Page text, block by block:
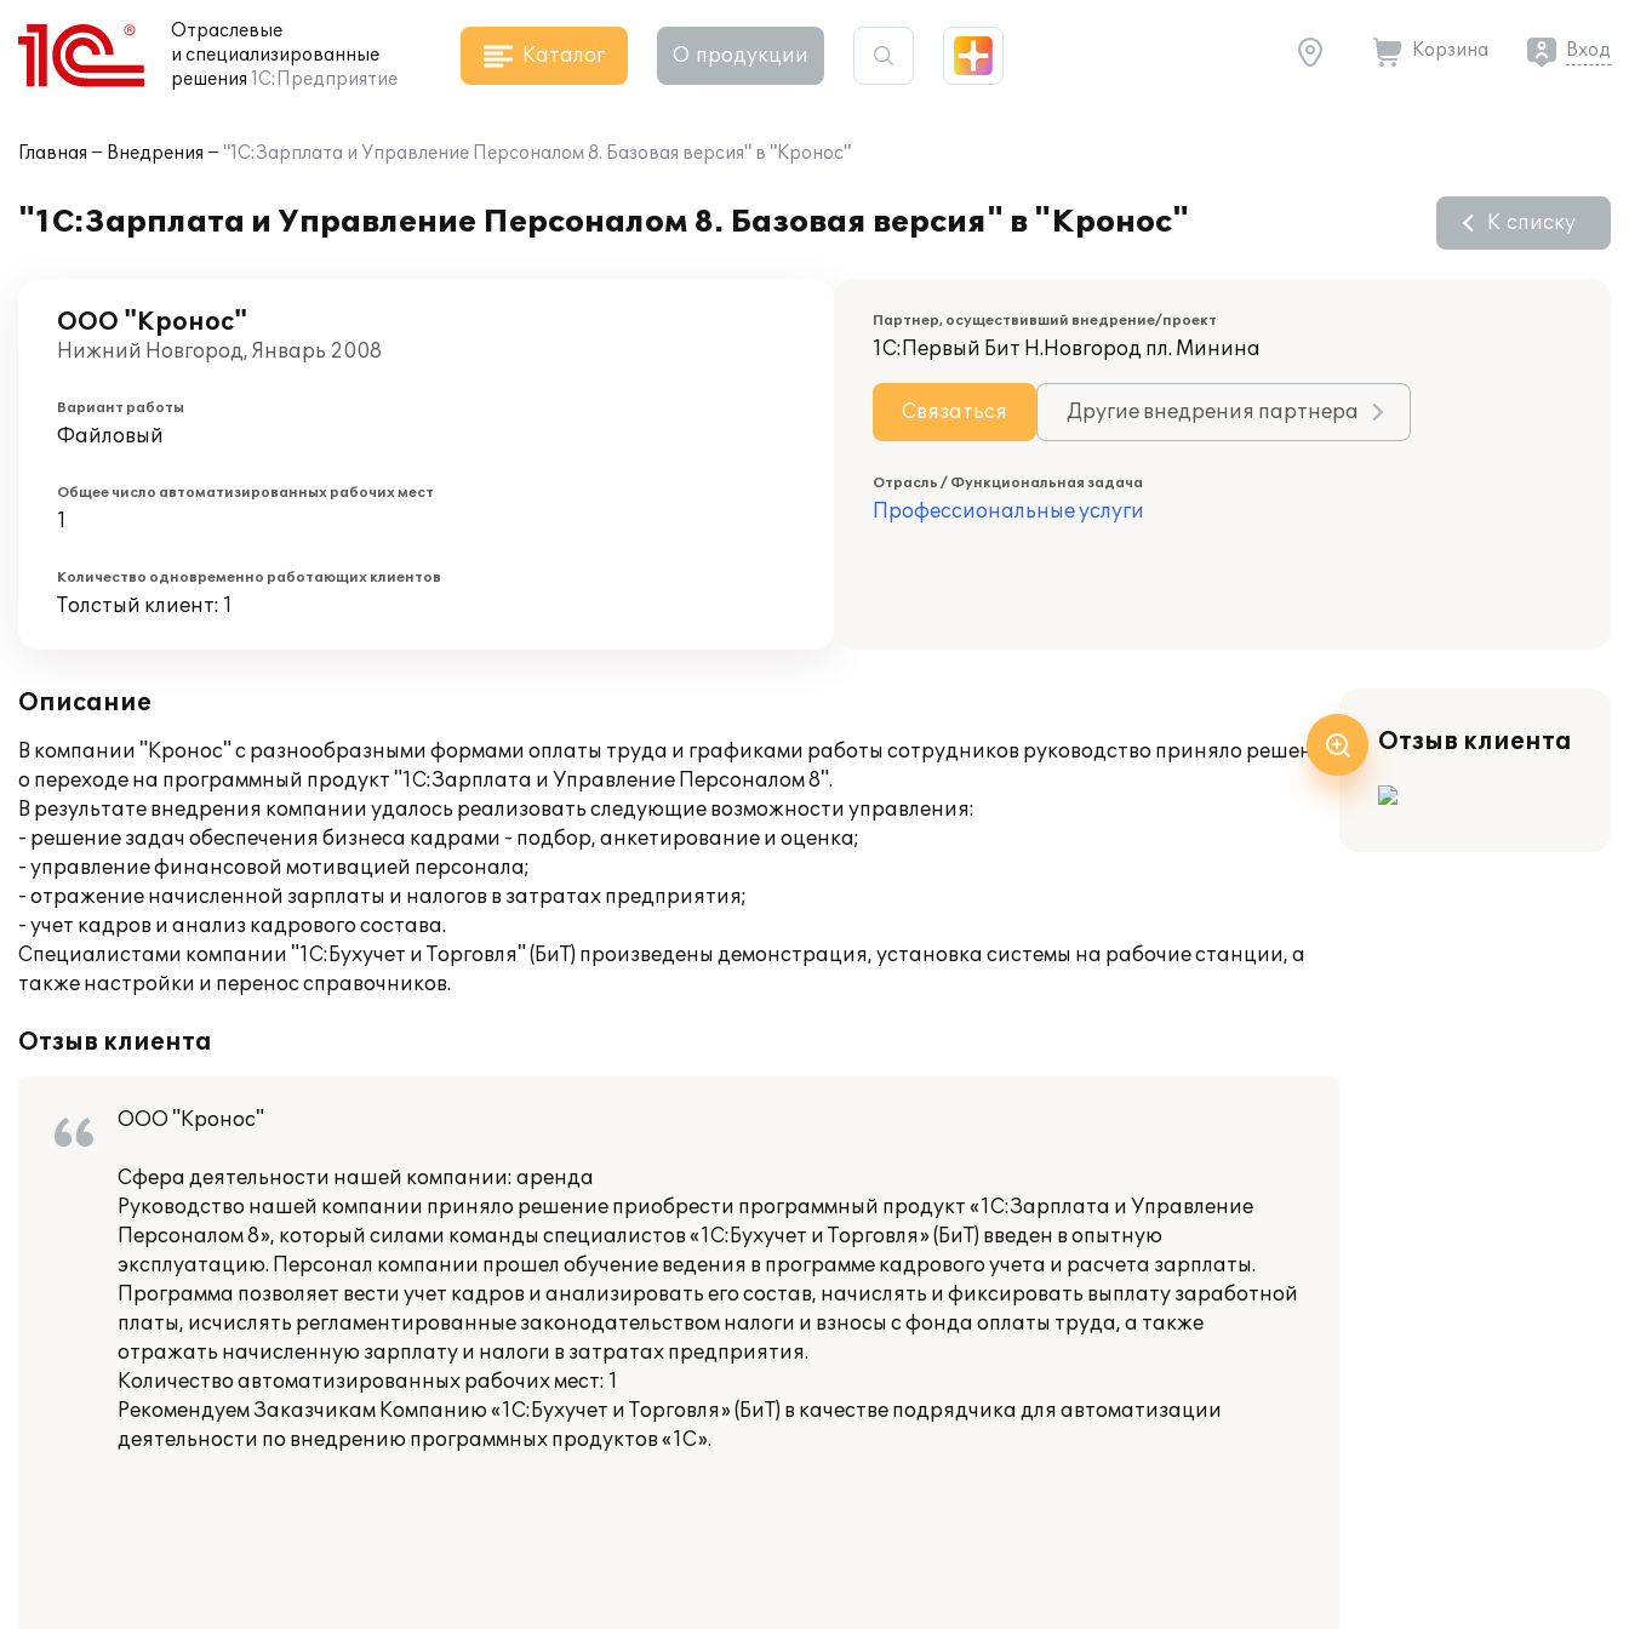
Отраслевые
и специализированные
решения 1С:Предприятие
Каталог О продукции Корзина Вход
Главная Внедрения "1С:Зарплата и Управление Персоналом 8. Базовая версия" в "Кронос"
"1С:Зарплата и Управление Персоналом 8. Базовая версия" в "Кронос" К списку
ООО "Кронос"
Нижний Новгород, Январь 2008
Вариант работы
Файловый
Общее число автоматизированных рабочих мест
1
Количество одновременно работающих клиентов
Толстый клиент: 1
Партнер, осуществивший внедрение/проект
1С:Первый Бит Н.Новгород пл. Минина
Связаться Другие внедрения партнера
Отрасль / Функциональная задача
Профессиональные услуги
Описание
В компании "Кронос" с разнообразными формами оплаты труда и графиками работы сотрудников руководство приняло решение
о переходе на программный продукт "1С:Зарплата и Управление Персоналом 8".
В результате внедрения компании удалось реализовать следующие возможности управления:
- решение задач обеспечения бизнеса кадрами - подбор, анкетирование и оценка;
- управление финансовой мотивацией персонала;
- отражение начисленной зарплаты и налогов в затратах предприятия;
- учет кадров и анализ кадрового состава.
Специалистами компании "1С:Бухучет и Торговля" (БиТ) произведены демонстрация, установка системы на рабочие станции, а
также настройки и перенос справочников.
Отзыв клиента
ООО "Кронос"
Сфера деятельности нашей компании: аренда
Руководство нашей компании приняло решение приобрести программный продукт «1С:Зарплата и Управление
Персоналом 8», который силами команды специалистов «1С:Бухучет и Торговля» (БиТ) введен в опытную
эксплуатацию. Персонал компании прошел обучение ведения в программе кадрового учета и расчета зарплаты.
Программа позволяет вести учет кадров и анализировать его состав, начислять и фиксировать выплату заработной
платы, исчислять регламентированные законодательством налоги и взносы с фонда оплаты труда, а также
отражать начисленную зарплату и налоги в затратах предприятия.
Количество автоматизированных рабочих мест: 1
Рекомендуем Заказчикам Компанию «1С:Бухучет и Торговля» (БиТ) в качестве подрядчика для автоматизации
деятельности по внедрению программных продуктов «1С».
Отзыв клиента